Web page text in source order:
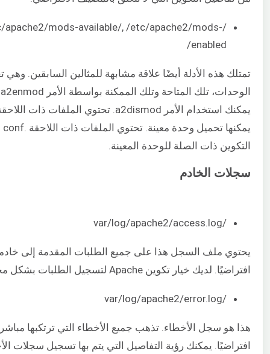
apache2/mods-available/, /etc/apache2/mods-
enabled/
تمتلك هذه الأدلة أيضًا علاقة مشابهة للمثالين السابقين.
التكوين ذات الصلة للوحدة المعينة.
سجلات الخادم
/var/log/apache2/access.log
يحتوي ملف السجل هذا على جميع الطلبات المقدمة إلى
افتراضيًا. لديك خيار تكوين Apache لتسجيل الطلبات بشكل مختلف.
/var/log/apache2/error.log
هذا هو سجل الأخطاء. تذهب جميع الأخطاء التي ترتكبها
افتراضيًا. يمكنك رؤية التفاصيل التي يتم بها تسجيل سجلات